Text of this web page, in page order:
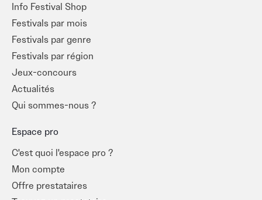
Info Festival Shop
Festivals par mois
Festivals par genre
Festivals par région
Jeux-concours
Actualités
Qui sommes-nous ?
Espace pro
C'est quoi l'espace pro ?
Mon compte
Offre prestataires